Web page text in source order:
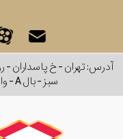
سبز - بال A - واحد ۷۱۱